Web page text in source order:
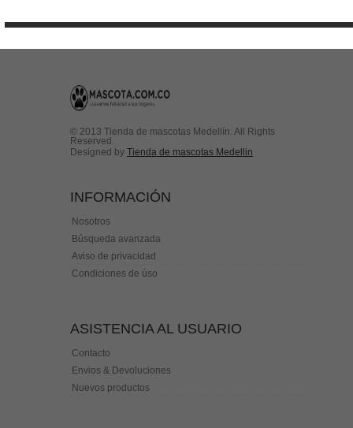
© 2013 Tienda de mascotas Medellín. All Rights
Reserved.
Designed by Tienda de mascotas Medellin
INFORMACIÓN
Nosotros
Búsqueda avanzada
Aviso de privacidad
Condiciones de úso
ASISTENCIA AL USUARIO
Contacto
Envios & Devoluciones
Nuevos productos